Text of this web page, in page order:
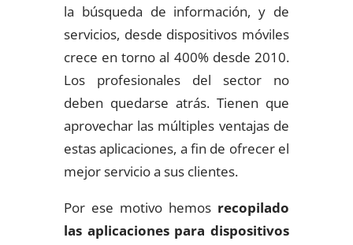
la búsqueda de información, y de
servicios, desde dispositivos móviles
crece en torno al 400% desde 2010.
Los profesionales del sector no
deben quedarse atrás. Tienen que
aprovechar las múltiples ventajas de
estas aplicaciones, a fin de ofrecer el
mejor servicio a sus clientes.
Por ese motivo hemos recopilado
las aplicaciones para dispositivos